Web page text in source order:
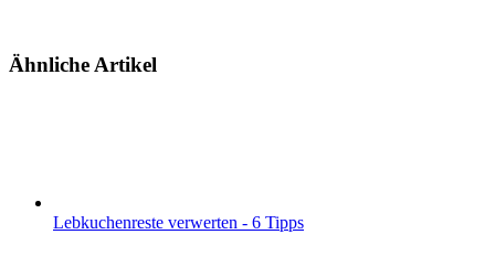
Ähnliche Artikel
Lebkuchenreste verwerten - 6 Tipps